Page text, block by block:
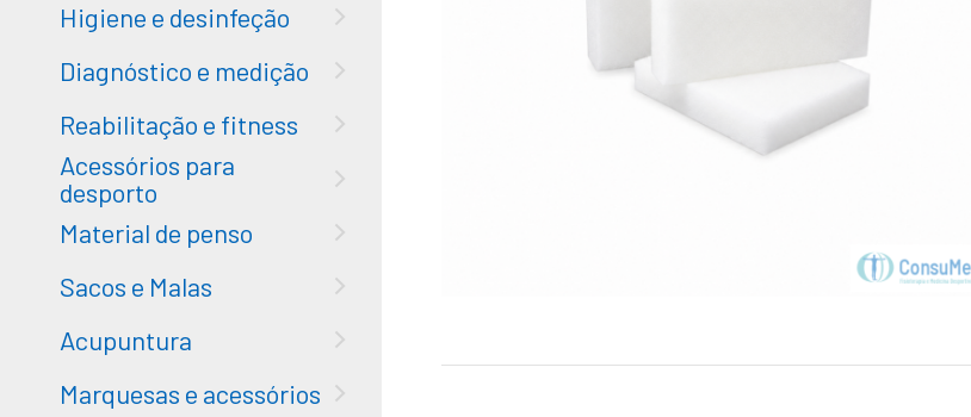
Higiene e desinfeção
Diagnóstico e medição
Reabilitação e fitness
Acessórios para
desporto
Material de penso
Sacos e Malas
Acupuntura
Marquesas e acessórios